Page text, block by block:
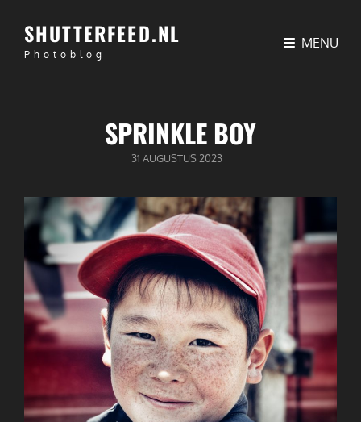
SHUTTERFEED.NL
Photoblog
MENU
SPRINKLE BOY
GEPUBLICEERD
31 AUGUSTUS 2023